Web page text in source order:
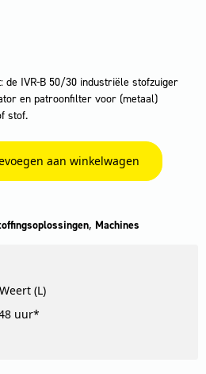
de IVR-B 50/30 industriële stofzuiger
en patroonfilter voor (metaal)
stof.
aan winkelwagen
, Machines
(L)
uur*